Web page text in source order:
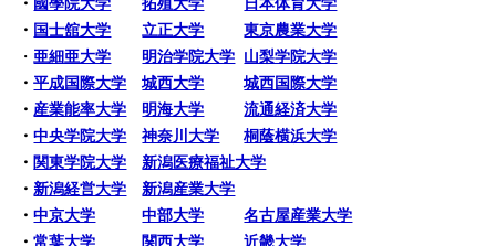
・ 国士舘大学 立正大学
東京農業大学
・ 亜細亜大学 明治学院大学 山梨学院大学
・平成国際大学 城西大学
城西国際大学
・ 産業能率大学 明海大学
流通経済大学
・中央学院大学 神奈川大学
桐蔭横浜大学
・ 関東学院大学
新潟医療福祉大学
・ 新潟経営大学
新潟産業大学
・中京大学 中部大学
名古屋産業大学
・常葉大学 関西大学
近畿大学